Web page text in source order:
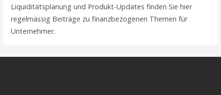
Liquiditätsplanung und Produkt-Updates finden Sie hier
regelmässig Beiträge zu finanzbezogenen Themen für
Unternehmer.